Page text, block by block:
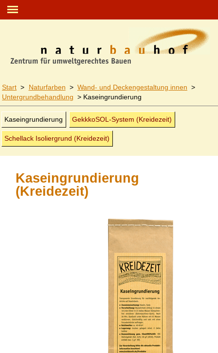
Start > Naturfarben > Wand- und Decken­gestaltung innen >
Untergrund­behandlung > Kaseingrundierung
Kaseingrundierung GekkkoSOL-System (Kreidezeit)
Schellack Isoliergrund (Kreidezeit)
Kaseingrundierung
(Kreidezeit)